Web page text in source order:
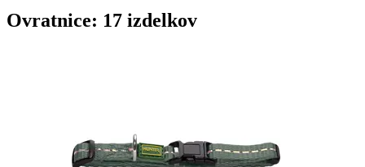
Ovratnice: 17 izdelkov